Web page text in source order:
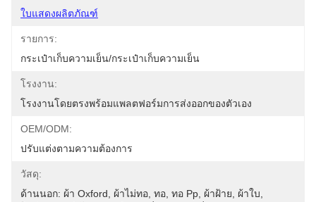
ใบแสดงผลิตภัณฑ์
รายการ:
กระเป๋าเก็บความเย็น/กระเป๋าเก็บความเย็น
โรงงาน:
โรงงานโดยตรงพร้อมแพลตฟอร์มการส่งออกของตัวเอง
OEM/ODM:
ปรับแต่งตามความต้องการ
วัสดุ:
ด้านนอก: ผ้า Oxford, ผ้าไม่ทอ, ทอ, ทอ Pp, ผ้าฝ้าย, ผ้าใบ,